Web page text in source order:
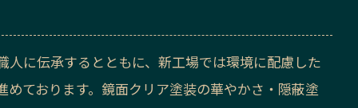
に伝承するとともに、新工場では環境に配慮した
ております。鏡面クリア塗装の華やかさ・隠蔽塗